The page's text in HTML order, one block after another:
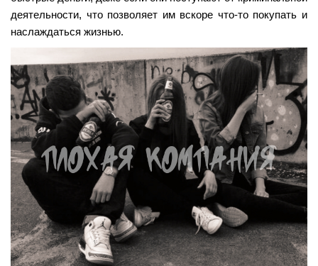
деятельности, что позволяет им вскоре что-то покупать и
наслаждаться жизнью.